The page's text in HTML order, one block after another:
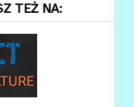
TEŻ NA: